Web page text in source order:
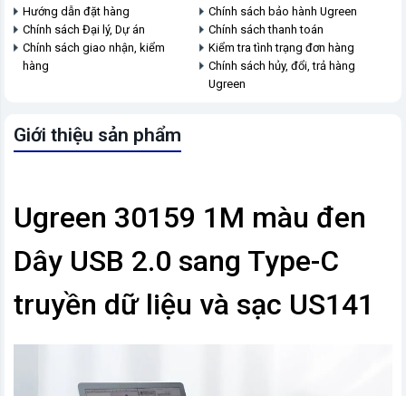
Hướng dẫn đặt hàng
Chính sách bảo hành Ugreen
Chính sách Đại lý, Dự án
Chính sách thanh toán
Chính sách giao nhận, kiểm
hàng
Kiểm tra tình trạng đơn hàng
Chính sách hủy, đổi, trả hàng
Ugreen
Giới thiệu sản phẩm
Ugreen 30159 1M màu đen
Dây USB 2.0 sang Type-C
truyền dữ liệu và sạc US141